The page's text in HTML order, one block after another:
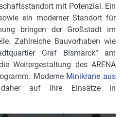
mit Potenzial. Ein
ein moderner Standort für
bringen der Großstadt im
Zahlreiche Bauvorhaben wie
Graf Bismarck“ am
Weitergestaltung des ARENA
Moderne Minikrane aus
auf ihre Einsätze in